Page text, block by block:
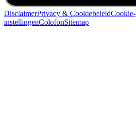
DisclaimerPrivacy & CookiebeleidCookie-
instellingenColofonSitemap